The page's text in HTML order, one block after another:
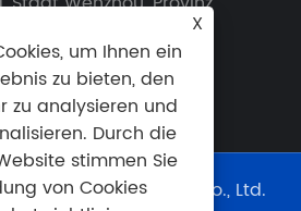
Yueqing Face Electric Co., Ltd.
X
um Ihnen ein
zu bieten, den
zu analysieren und
Durch die
stimmen Sie
von Cookies